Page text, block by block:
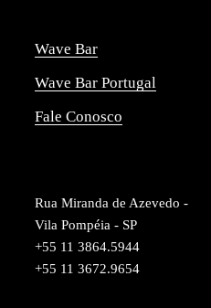
Wave Bar
Wave Bar Portugal
Fale Conosco
Rua Miranda de Azevedo -
Vila Pompéia - SP
+55 11 3864.5944
+55 11 3672.9654